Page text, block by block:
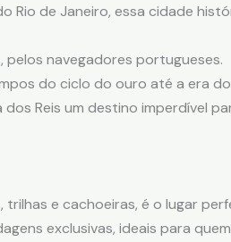
Rio de Janeiro, essa cidade
pelos navegadores portugueses.
do ciclo do ouro até a era
Reis um destino imperdível
trilhas e cachoeiras, é o lugar
exclusivas, ideais para